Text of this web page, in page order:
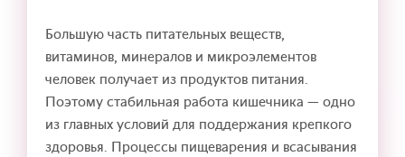
Большую часть питательных веществ,
витаминов, минералов и микроэлементов
человек получает из продуктов питания.
Поэтому стабильная работа кишечника — одно
из главных условий для поддержания крепкого
здоровья. Процессы пищеварения и всасывания